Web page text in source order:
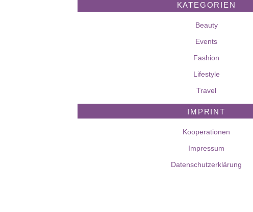
KATEGORIEN
Beauty
Events
Fashion
Lifestyle
Travel
IMPRINT
Kooperationen
Impressum
Datenschutzerklärung